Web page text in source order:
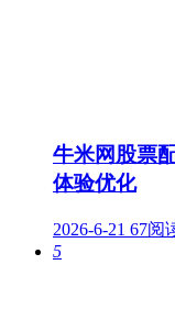
牛米网股票
体验优化
2026-6-21 67阅
5